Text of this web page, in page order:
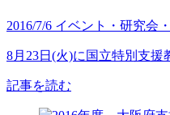
2016/7/6 イベント・研究会
8月23日(火)に国立特別支
記事を読む